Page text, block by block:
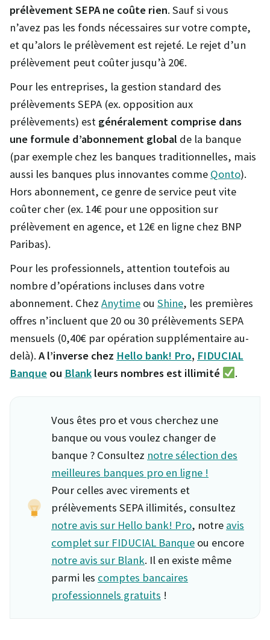
prélèvement SEPA ne coûte rien. Sauf si vous
n’avez pas les fonds nécessaires sur votre compte,
et qu’alors le prélèvement est rejeté. Le rejet d’un
prélèvement peut coûter jusqu’à 20€.
Pour les entreprises, la gestion standard des
prélèvements SEPA (ex. opposition aux
prélèvements) est généralement comprise dans
une formule d’abonnement global de la banque
(par exemple chez les banques traditionnelles, mais
aussi les banques plus innovantes comme Qonto).
Hors abonnement, ce genre de service peut vite
coûter cher (ex. 14€ pour une opposition sur
prélèvement en agence, et 12€ en ligne chez BNP
Paribas).
Pour les professionnels, attention toutefois au
nombre d’opérations incluses dans votre
abonnement. Chez Anytime ou Shine, les premières
offres n’incluent que 20 ou 30 prélèvements SEPA
mensuels (0,40€ par opération supplémentaire au-
delà). A l’inverse chez Hello bank! Pro, FIDUCIAL
Banque ou Blank leurs nombres est illimité .
Vous êtes pro et vous cherchez une
banque ou vous voulez changer de
banque ? Consultez notre sélection des
meilleures banques pro en ligne !
Pour celles avec virements et
prélèvements SEPA illimités, consultez
notre avis sur Hello bank! Pro, notre avis
complet sur FIDUCIAL Banque ou encore
notre avis sur Blank. Il en existe même
parmi les comptes bancaires
professionnels gratuits !